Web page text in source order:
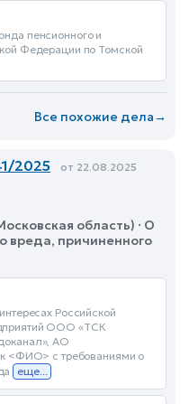
пенсионного и
Федерации по Томской
Все похожие дела→
2025 от 22.08.2025
область) · О
вреда, причиненного
Российской
ООО «ТСК
АО
к <ФИО> с требованиями о
еще...